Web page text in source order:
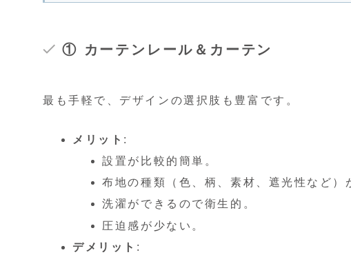
① カーテンレール＆カーテン
最も手軽で、デザインの選択肢も豊富です。
メリット :
設置が比較的簡単。
布地の種類（色、柄、素材、遮光性など）
洗濯ができるので衛生的。
圧迫感が少ない。
デメリット :